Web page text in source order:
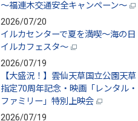
～福連木交通安全キャンペーン～
2026/07/20
イルカセンターで夏を満喫～海の日
イルカフェスタ～
2026/07/19
【大盛況！】雲仙天草国立公園天草
指定70周年記念・映画「レンタル・
ファミリー」特別上映会
2026/07/19